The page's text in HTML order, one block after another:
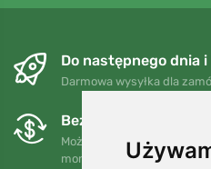
Do następnego dnia i
Darmowa wysyłka dla
Bezpłatne wymiany i
Możesz zwrócić lub
momencie w ciągu 90 dni.